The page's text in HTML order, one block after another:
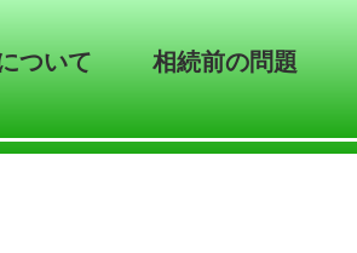
ついて 相続前の問題